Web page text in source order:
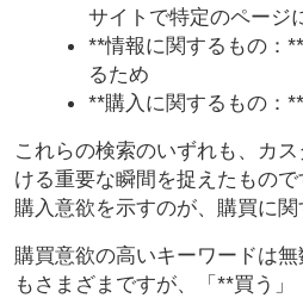
サイトで特定のページ
**情報に関するもの：
るため
**購入に関するもの：
これらの検索のいずれも、カ
ける重要な瞬間を捉えたもの
購入意欲を示すのが、購買に関
購買意欲の高いキーワードは
もさまざまですが、「**買う